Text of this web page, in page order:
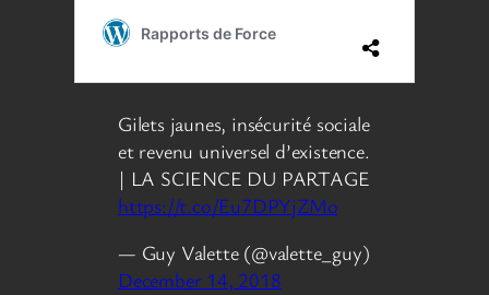
Gilets jaunes, insécurité sociale
et revenu universel d’existence.
| LA SCIENCE DU PARTAGE
https://t.co/Eu7DPYjZMo
— Guy Valette (@valette_guy)
December 14, 2018